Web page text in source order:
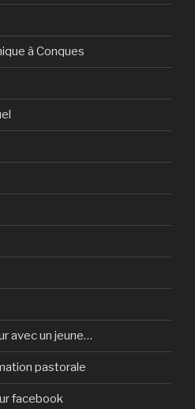
à Conques
avec un jeune…
pastorale
facebook